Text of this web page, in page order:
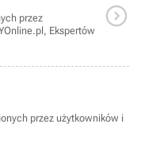
przez
Ekspertów

przez użytkowników i